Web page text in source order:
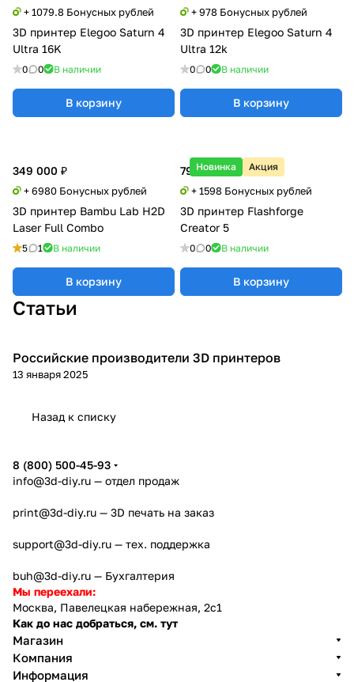
+ 1079.8 Бонусных рублей
3D принтер Elegoo Saturn 4
Ultra 16K
0 0 В наличии
В корзину
+ 978 Бонусных рублей
3D принтер Elegoo Saturn 4
Ultra 12k
0 0 В наличии
В корзину
349 000 ₽
+ 6980 Бонусных рублей
3D принтер Bambu Lab H2D
Laser Full Combo
5 1 В наличии
В корзину
Новинка Акция
79 900 ₽
+ 1598 Бонусных рублей
3D принтер Flashforge
Creator 5
0 0 В наличии
В корзину
Статьи
3D принтеры
Российские производители 3D принтеров
13 января 2025
Назад к списку
8 (800) 500-45-93
info@3d-diy.ru — отдел продаж
print@3d-diy.ru — 3D печать на заказ
support@3d-diy.ru — тех. поддержка
buh@3d-diy.ru — Бухгалтерия
Мы переехали:
Москва, Павелецкая набережная, 2с1
Как до нас добраться, см. тут
Магазин
Компания
Информация